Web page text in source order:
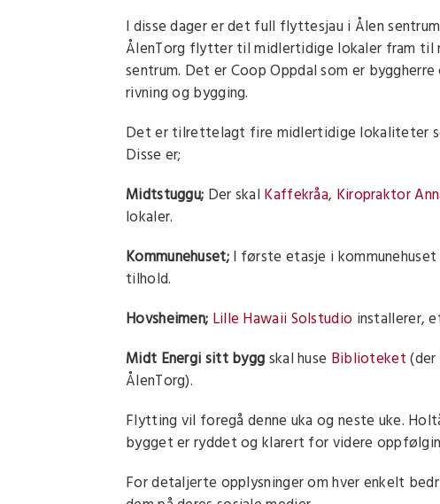
I disse dager er det full flyttesjau i Ålen
ÅlenTorg flytter til midlertidige lokaler fram til
sentrum. Det er Coop Oppdal som er
rivning og bygging.
Det er tilrettelagt fire midlertidige lokaliteter
Disse er;
Midtstuggu; Der skal Kaffekråa, Kiropraktor
lokaler.
Kommunehuset;I første etasje i
tilhold.
Hovsheimen; Lille Hawaii Solstudio installerer,
Midt Energi sitt byggskal huse Biblioteket
ÅlenTorg).
Flytting vil foregå denne uka og neste uke.
bygget er ryddet og klarert for videre
For detaljerte opplysninger om hver enkelt